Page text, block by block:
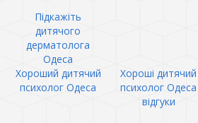
Підкажіть
дитячого
дерматолога
Одеса
Хороший дитячий
психолог Одеса
Хороші дитячий
психолог Одеса
відгуки